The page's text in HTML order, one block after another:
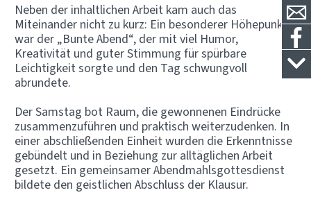
Neben der inhaltlichen Arbeit kam auch das
Miteinander nicht zu kurz: Ein besonderer Höhepunkt
war der „Bunte Abend“, der mit viel Humor,
Kreativität und guter Stimmung für spürbare
Leichtigkeit sorgte und den Tag schwungvoll
abrundete.
Der Samstag bot Raum, die gewonnenen Eindrücke
zusammenzuführen und praktisch weiterzudenken. In
einer abschließenden Einheit wurden die Erkenntnisse
gebündelt und in Beziehung zur alltäglichen Arbeit
gesetzt. Ein gemeinsamer Abendmahlsgottesdienst
bildete den geistlichen Abschluss der Klausur.